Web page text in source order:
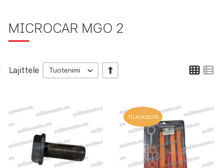
MICROCAR MGO 2
Lajittele Tuotenimi +/-
Lisää toivelistalle
Lisää vertailuun
Pikakatselu
TILAUKSESTA